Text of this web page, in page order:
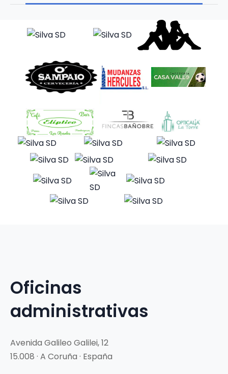
Oficinas
administrativas
Avenida Galileo Galilei, 12
15.008 · A Coruña · España